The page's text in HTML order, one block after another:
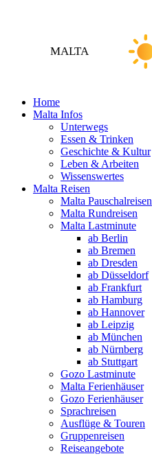
MALTA
Home
Malta Infos
Unterwegs
Essen & Trinken
Geschichte & Kultur
Leben & Arbeiten
Wissenswertes
Malta Reisen
Malta Pauschalreisen
Malta Rundreisen
Malta Lastminute
ab Berlin
ab Bremen
ab Dresden
ab Düsseldorf
ab Frankfurt
ab Hamburg
ab Hannover
ab Leipzig
ab München
ab Nürnberg
ab Stuttgart
Gozo Lastminute
Malta Ferienhäuser
Gozo Ferienhäuser
Sprachreisen
Ausflüge & Touren
Gruppenreisen
Reiseangebote